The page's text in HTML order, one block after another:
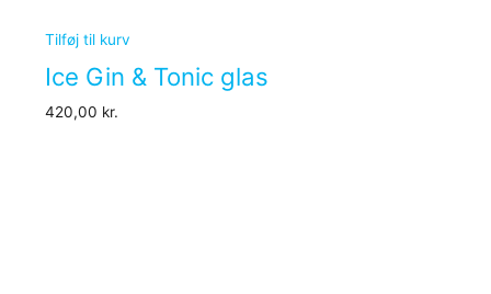
Tilføj til kurv
Ice Gin & Tonic glas
420,00 kr.